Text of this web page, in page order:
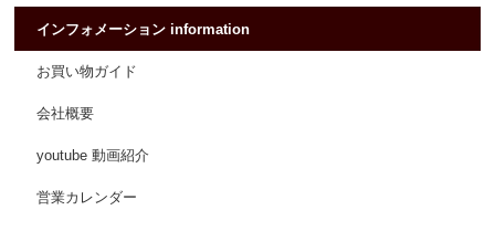
インフォメーション information
お買い物ガイド
会社概要
youtube 動画紹介
営業カレンダー